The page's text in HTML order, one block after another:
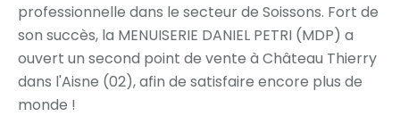
professionnelle dans le secteur de Soissons. Fort de
son succès, la MENUISERIE DANIEL PETRI (MDP) a
ouvert un second point de vente à Château Thierry
dans l'Aisne (02), afin de satisfaire encore plus de
monde !